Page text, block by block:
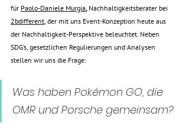
für Paolo-Daniele Murgia, Nachhaltigkeitsberater bei
2bdifferent , der mit uns Event-Konzeption heute aus
der Nachhaltigkeit-Perspektive beleuchtet. Neben
SDG’s, gesetzlichen Regulierungen und Analysen
stellen wir uns die Frage:
Was haben Pokémon GO, die
OMR und Porsche gemeinsam?